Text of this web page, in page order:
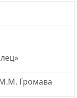
Громава